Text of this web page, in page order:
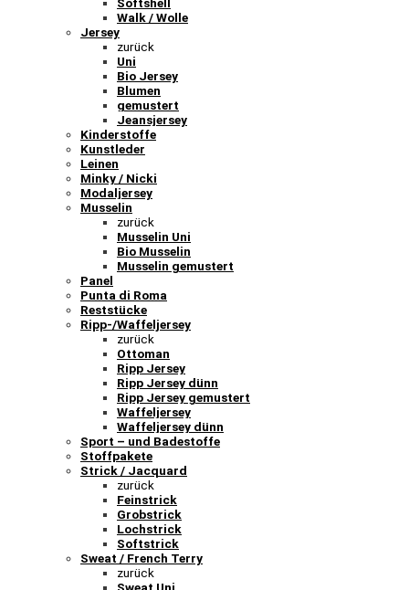
Softshell
Walk / Wolle
Jersey
zurück
Uni
Bio Jersey
Blumen
gemustert
Jeansjersey
Kinderstoffe
Kunstleder
Leinen
Minky / Nicki
Modaljersey
Musselin
zurück
Musselin Uni
Bio Musselin
Musselin gemustert
Panel
Punta di Roma
Reststücke
Ripp-/Waffeljersey
zurück
Ottoman
Ripp Jersey
Ripp Jersey dünn
Ripp Jersey gemustert
Waffeljersey
Waffeljersey dünn
Sport – und Badestoffe
Stoffpakete
Strick / Jacquard
zurück
Feinstrick
Grobstrick
Lochstrick
Softstrick
Sweat / French Terry
zurück